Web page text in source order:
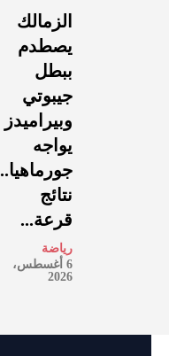
الزمالك
يصطدم
ببطل
جيبوتي
وبيراميدز
يواجه
جورماهيا..
نتائج
قرعة...
رياضة
6 أغسطس،
2026